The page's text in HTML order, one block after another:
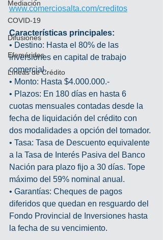
Mediación
COVID-19
Difusiones
Efemérides
Líneas de Crédito
www.comerciosalta.com/creditos
Características principales:
• Destino: Hasta el 80% de las
inversiones en capital de trabajo
comercial.
• Monto: Hasta $4.000.000.-
• Plazos: En 180 días en hasta 6
cuotas mensuales contadas desde la
fecha de liquidación del crédito con
dos modalidades a opción del tomador.
• Tasa: Tasa de Descuento equivalente
a la Tasa de Interés Pasiva del Banco
Nación para plazo fijo a 30 días. Tope
máximo del 59% nominal anual.
• Garantías: Cheques de pagos
diferidos que quedan en resguardo del
Fondo Provincial de Inversiones hasta
la fecha de su vencimiento.